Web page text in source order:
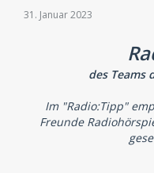
31. Januar 2023
des Teams
Im "Radio:Tipp"
Freunde